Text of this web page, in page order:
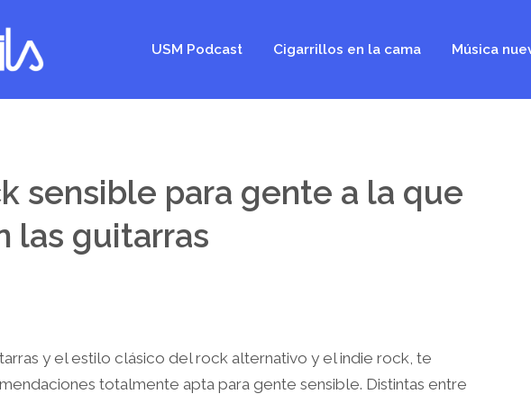
USM Podcast Cigarrillos en la cama Música
sensible para gente a la que
las guitarras
y el estilo clásico del rock alternativo y el indie rock, te
totalmente apta para gente sensible. Distintas entre